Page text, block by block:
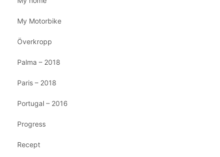
My Motorbike
Överkropp
Palma – 2018
Paris – 2018
Portugal – 2016
Progress
Recept